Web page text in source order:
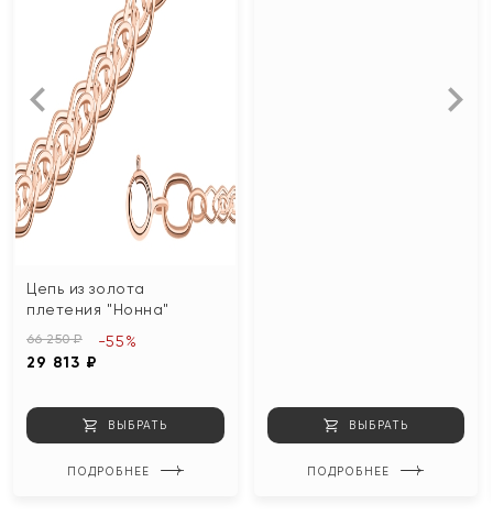
Цепь из золота
плетения "Нонна"
66 250 ₽
29 813 ₽
-55%
ВЫБРАТЬ
ПОДРОБНЕЕ
ВЫБРАТЬ
ПОДРОБНЕЕ